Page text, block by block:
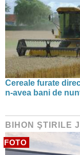
Cereale furate
n-avea bani de
BIHON ŞTIRILE
FOTO